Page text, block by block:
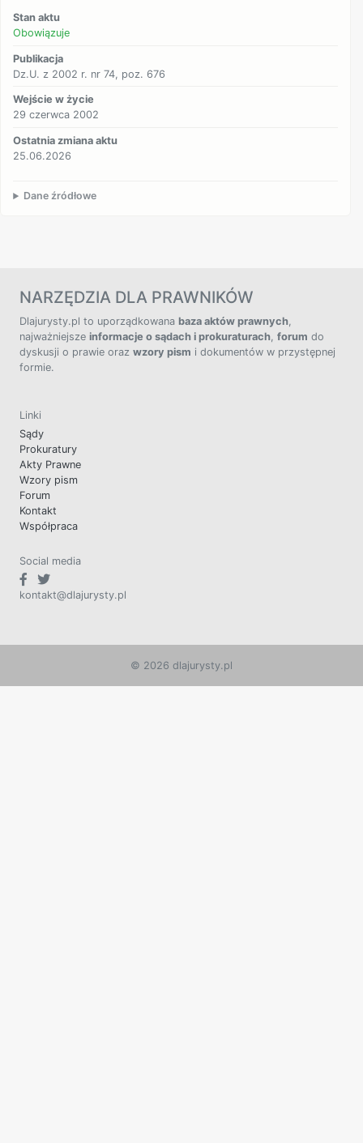
Stan aktu
Obowiązuje
Publikacja
Dz.U. z 2002 r. nr 74, poz. 676
Wejście w życie
29 czerwca 2002
Ostatnia zmiana aktu
25.06.2026
Dane źródłowe
NARZĘDZIA DLA PRAWNIKÓW
Dlajurysty.pl to uporządkowana baza aktów prawnych,
najważniejsze informacje o sądach i prokuraturach, forum do
dyskusji o prawie oraz wzory pism i dokumentów w przystępnej
formie.
Linki
Sądy
Prokuratury
Akty Prawne
Wzory pism
Forum
Kontakt
Współpraca
Social media
kontakt@dlajurysty.pl
© 2026 dlajurysty.pl